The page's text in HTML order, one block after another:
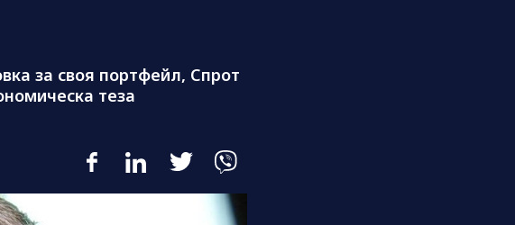
за своя портфейл, Спрот
теза